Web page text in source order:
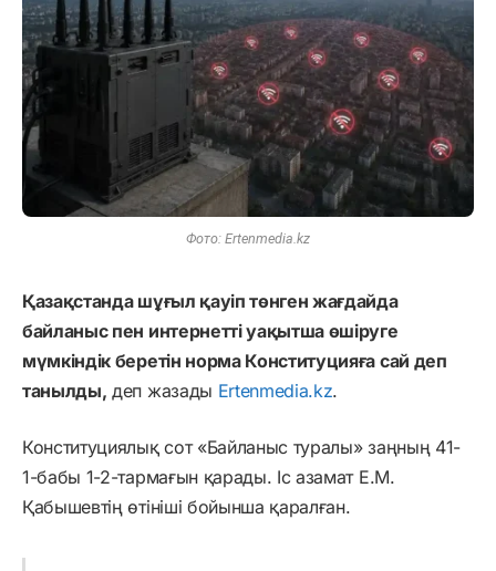
Фото: Ertenmedia.kz
Қазақстанда шұғыл қауіп төнген жағдайда
байланыс пен интернетті уақытша өшіруге
мүмкіндік беретін норма Конституцияға сай деп
танылды, деп жазады Ertenmedia.kz.
Конституциялық сот «Байланыс туралы» заңның 41-
1-бабы 1-2-тармағын қарады. Іс азамат Е.М.
Қабышевтің өтініші бойынша қаралған.